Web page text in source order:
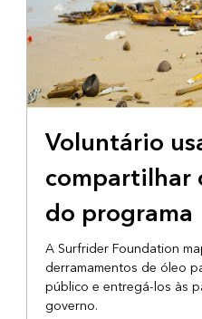
COMUNICAÇÃO
Voluntário
compartilhar
do programa
A Surfrider Foundation
derramamentos de óleo
público e entregá-los às
governo.